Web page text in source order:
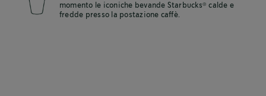
momento le iconiche bevande Starbucks® calde e
fredde presso la postazione caffè.